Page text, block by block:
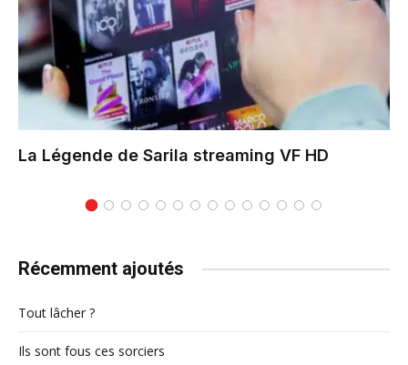
La Légende de Sarila streaming VF HD
Récemment ajoutés
Tout lâcher ?
Ils sont fous ces sorciers